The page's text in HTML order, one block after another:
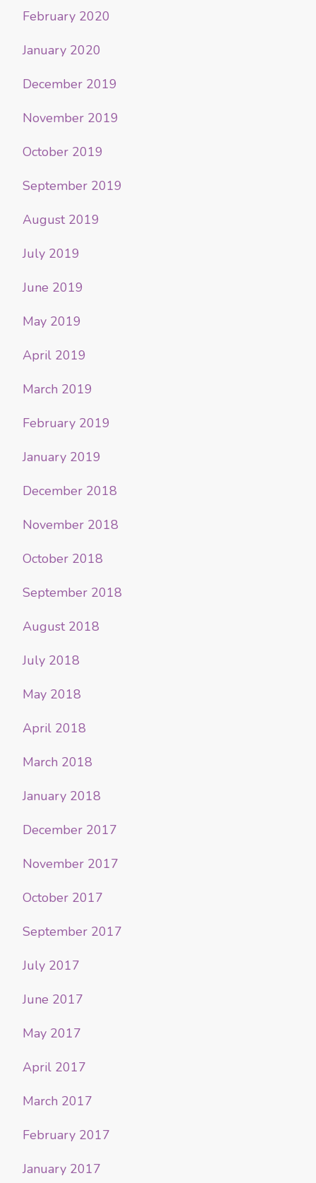
February 2020
January 2020
December 2019
November 2019
October 2019
September 2019
August 2019
July 2019
June 2019
May 2019
April 2019
March 2019
February 2019
January 2019
December 2018
November 2018
October 2018
September 2018
August 2018
July 2018
May 2018
April 2018
March 2018
January 2018
December 2017
November 2017
October 2017
September 2017
July 2017
June 2017
May 2017
April 2017
March 2017
February 2017
January 2017